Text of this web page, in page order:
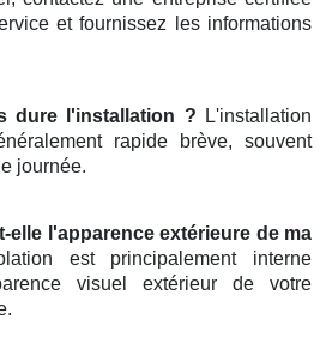
et fournissez les informations
dure l'installation ? L'installation
rapide brève, souvent
journée.
elle l'apparence extérieure de ma
est principalement interne
visuel extérieur de votre